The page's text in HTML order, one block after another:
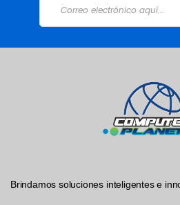
Brindamos soluciones inteligentes e